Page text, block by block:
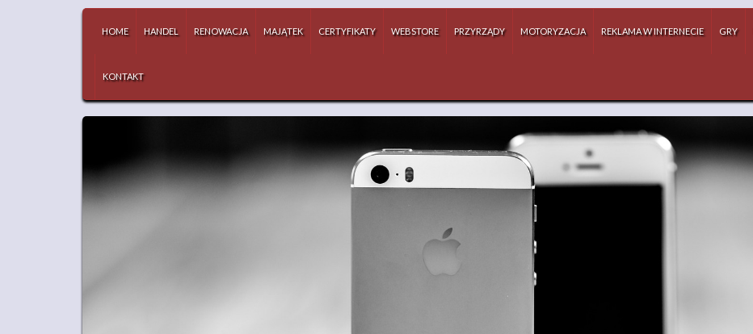
HOME HANDEL RENOWACJA MAJĄTEK CERTYFIKATY WEBSTORE PRZYRZĄDY MOTORYZACJA REKLAMA W INTERNECIE GRY
KONTAKT